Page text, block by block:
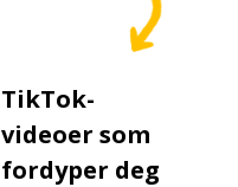
TikTok-
videoer som
fordyper deg